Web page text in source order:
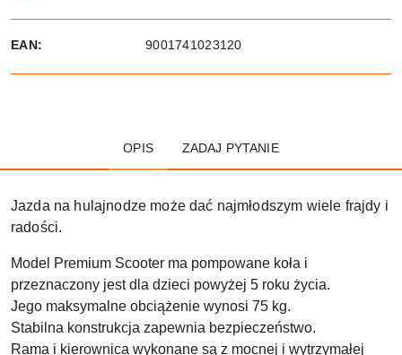
EAN: 9001741023120
OPIS ZADAJ PYTANIE
Jazda na hulajnodze może dać najmłodszym wiele frajdy i
radości.
Model Premium Scooter ma pompowane koła i
przeznaczony jest dla dzieci powyżej 5 roku życia.
Jego maksymalne obciążenie wynosi 75 kg.
Stabilna konstrukcja zapewnia bezpieczeństwo.
Rama i kierownica wykonane są z mocnej i wytrzymałej